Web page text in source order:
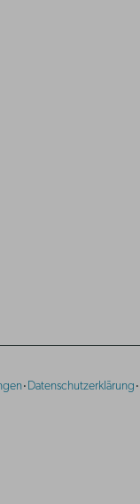
· Datenschutzerklärung ·